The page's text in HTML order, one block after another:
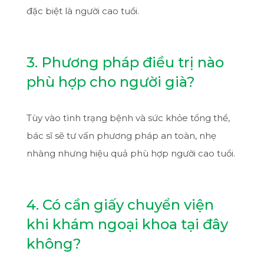
đặc biệt là người cao tuổi.
3. Phương pháp điều trị nào
phù hợp cho người già?
Tùy vào tình trạng bệnh và sức khỏe tổng thể,
bác sĩ sẽ tư vấn phương pháp an toàn, nhẹ
nhàng nhưng hiệu quả phù hợp người cao tuổi.
4. Có cần giấy chuyển viện
khi khám ngoại khoa tại đây
không?